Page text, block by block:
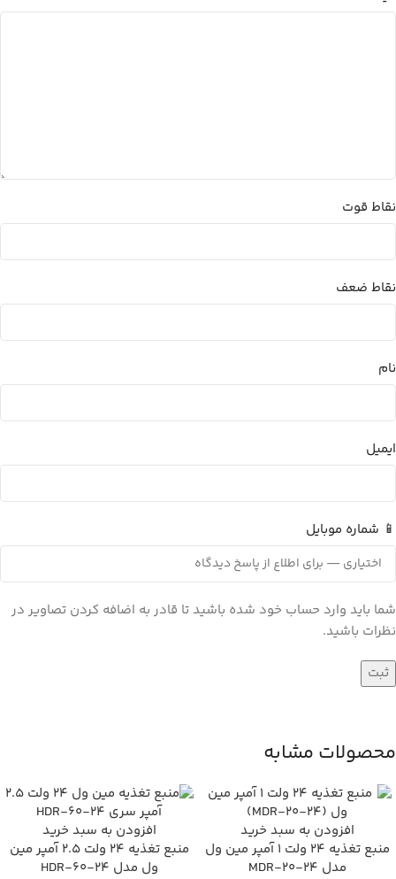
نقاط قوت
نقاط ضعف
نام
ایمیل
📱 شماره موبایل
شما باید وارد حساب خود شده باشید تا قادر به اضافه کردن تصاویر در
نظرات باشید.
محصولات مشابه
افزودن به سبد خرید
منبع تغذیه 24 ولت 1 آمپر مین ول
مدل MDR-20-24
افزودن به سبد خرید
منبع تغذیه 24 ولت 2.5 آمپر مین
ول مدل HDR-60-24